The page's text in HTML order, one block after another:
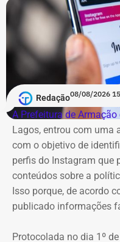
mesma justificativa que
com o “cenário
quando o destino não
Essas inconsistências,
registrados de forma
forte aumento dos
da cúpula do governo.
das viagens continua
Na prática, a base de
clareza todas as
feitos e o destino dos
apenas identificar o
Redação08/08/2026
A Prefeitura de
Lagos, entrou com uma
com o objetivo de
perfis do Instagram que
conteúdos sobre a
Isso porque, de acordo
publicado informações
Protocolada no dia 1º